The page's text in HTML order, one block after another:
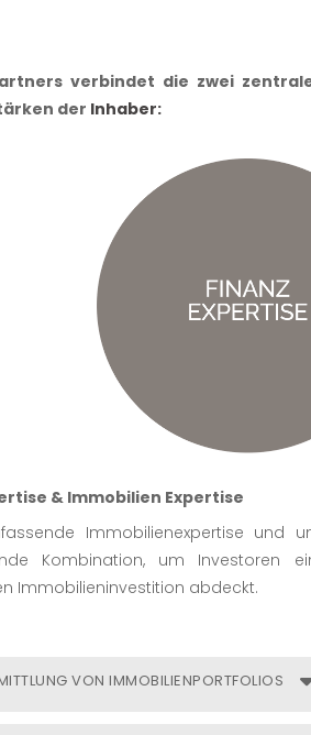
verbindet die zwei
der Inhaber:
& Immobilien Expertise
Immobilienexpertise und
Kombination, um Investoren
Immobilieninvestition abdeckt.
VON IMMOBILIENPORTFOLIOS